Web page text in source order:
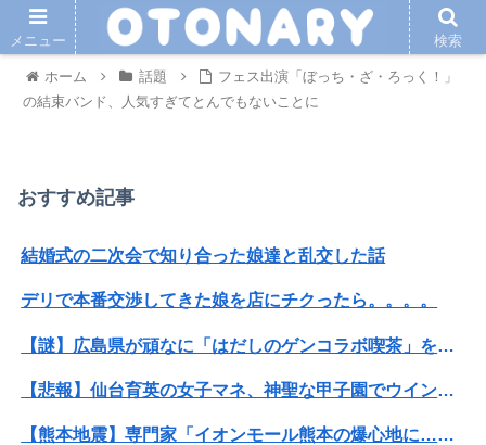
ホーム 話題
フェス出演「ぼっち・ざ・ろっく！」
の結束バンド、人気すぎてとんでもないことに
おすすめ記事
結婚式の二次会で知り合った娘達と乱交した話
デリで本番交渉してきた娘を店にチクったら。。。。
【謎】広島県が頑なに「はだしのゲンコラボ喫茶」をやらない理由
【悲報】仙台育英の女子マネ、神聖な甲子園でウインクをしてしまう
【熊本地震】専門家「イオンモール熊本の爆心地に…喫煙所と自販機」警察・消防「」←これ・・・
メニュー 検索